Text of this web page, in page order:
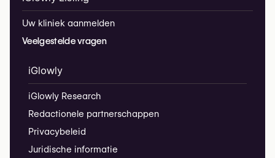
Uw kliniek aanmelden
Veelgestelde vragen
iGlowly
iGlowly Research
Redactionele partnerschappen
Privacybeleid
Juridische informatie